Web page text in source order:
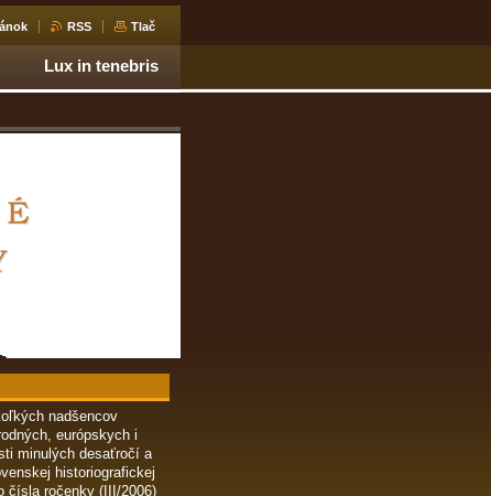
RSS Tlač
Lux in tenebris
nadšencov
európskych i
minulých desaťročí a
historiografickej
čísla ročenky (III/2006)